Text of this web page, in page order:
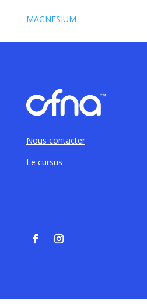
MAGNESIUM
Nous contacter
Le cursus